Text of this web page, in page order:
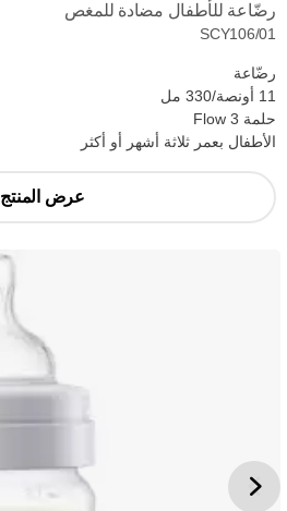
رضّاعة للأطفال مضادة للمغص
SCY106/01
رضّاعة
11 أونصة/330 مل
حلمة Flow 3
الأطفال بعمر ثلاثة أشهر أو أكثر
عرض المنتج